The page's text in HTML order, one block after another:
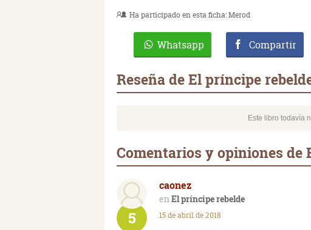
Ha participado en esta ficha:Merod
Whatsapp Compartir
Reseña de El príncipe
Este libro todavía
Comentarios y opiniones de
caonez
El príncipe rebelde
5 15 de abril de 2018